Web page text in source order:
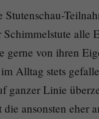
Schimmelstute alle
gerne von ihren
Alltag stets
ganzer Linie
ansonsten eher